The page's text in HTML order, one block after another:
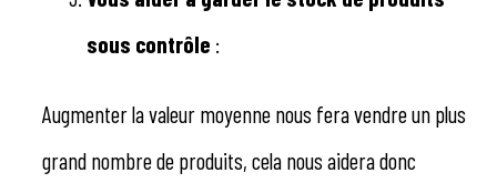
sous contrôle :
Augmenter la valeur moyenne nous fera vendre un plus
grand nombre de produits, cela nous aidera donc